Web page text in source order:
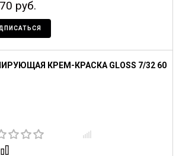
руб.
КРЕМ-КРАСКА GLOSS 7/32 60